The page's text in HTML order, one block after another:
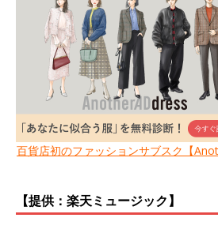
百貨店初のファッションサブスク【
【提供：楽天ミュージック】